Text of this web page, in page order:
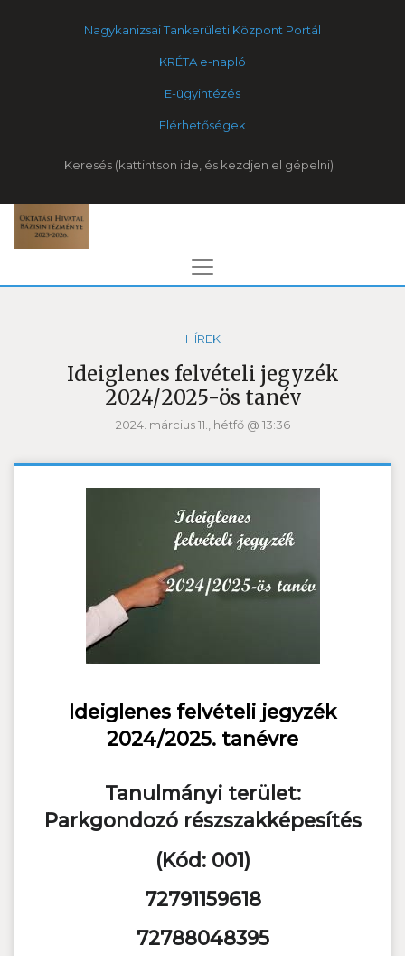
Nagykanizsai Tankerületi Központ Portál
KRÉTA e-napló
E-ügyintézés
Elérhetőségek
Keresés
HÍREK
Ideiglenes felvételi jegyzék
2024/2025-ös tanév
2024. március 11., hétfő @ 13:36
Ideiglenes felvételi jegyzék
2024/2025. tanévre
Tanulmányi terület:
Parkgondozó részszakképesítés
(Kód: 001)
72791159618
72788048395